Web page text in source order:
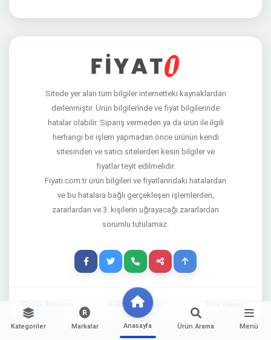
Kategoriler Markalar Anasayfa Ürün Arama Menü
Sitede yer alan tüm bilgiler internetteki kaynaklardan
derlenmiştir. Ürün bilgilerinde ve fiyat bilgilerinde
hatalar olabilir. Sipariş vermeden ya da ürün ile ilgili
herhangi bir işlem yapmadan önce ürünün kendi
sitesinden ve satıcı sitelerden kesin bilgiler ve
fiyatlar teyit edilmelidir.
Fiyati.com.tr ürün bilgileri ve fiyatlarındaki hatalardan
ve bu hatalara bağlı gerçekleşen işlemlerden,
zararlardan ve 3. kişilerin uğrayacağı zararlardan
sorumlu tutulamaz.
Gizlilik Bildirimi Kullanım Şartları Bize Ulaşın